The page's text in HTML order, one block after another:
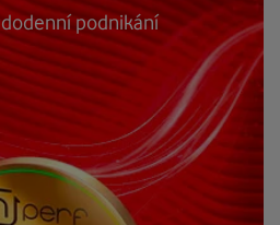
podnikání